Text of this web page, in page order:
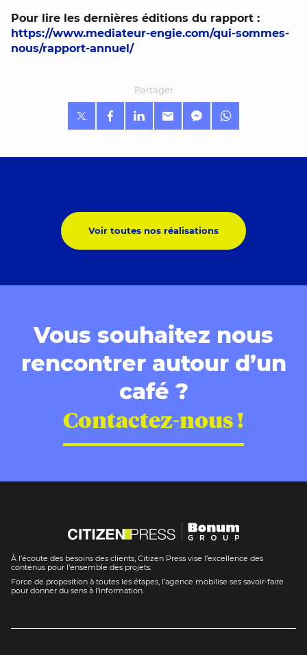
Pour lire les dernières éditions du rapport :
https://www.mediateur-engie.com/qui-sommes-
nous/rapport-annuel/
Partager
Voir toutes nos réalisations
Vous souhaitez nous
rencontrer autour d’un
café ?
Contactez-nous !
À l’écoute des besoins des clients, Citizen Press vise l’excellence des
contenus pour l’ensemble des projets.
Force de proposition à toutes les étapes, l’agence mobilise ses savoir-faire
pour donner du sens à l’information.